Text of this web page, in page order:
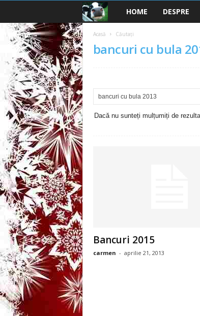
a
n
u
HOME DESPRE
Acasă Căutați
bancuri cu bula
Dacă nu sunteți mulțumiți de
Bancuri 2015
carmen - aprilie 21, 2013